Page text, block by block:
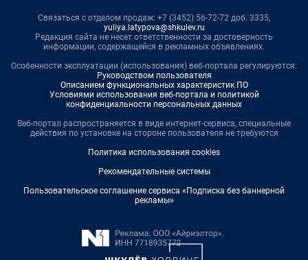
Связаться с отделом продаж: +7 (3452) 56-72-72 доб. 3335,
yuliya.latypova@shkulev.ru
Редакция сайта не несет ответственности за достоверность
информации, содержащейся в рекламных объявлениях.
Особенности эксплуатации (использования) веб-портала регулируются:
Руководством пользователя
Описанием функциональных характеристик ПО
Условиями использования веб-портала и политикой
конфиденциальности персональных данных
Веб-портал распространяется в виде интернет-сервиса, специальные
действия по установке на стороне пользователя не требуются
Политика использования cookies
Рекомендательные системы
Пользовательское соглашение сервиса «Подписка без баннерной
рекламы»